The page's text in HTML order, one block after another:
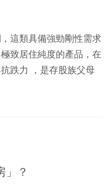
這類具備強勁剛性需求
致居住純度的產品，在
跌力 ，是存股族父母
」？